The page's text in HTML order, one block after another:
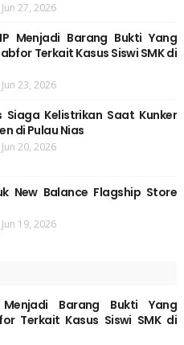
Jun 27, 2026
Menjadi Barang Bukti Yang
Terkait Kasus Siswi SMK di
Jun 23, 2026
Siaga Kelistrikan Saat Kunker
di Pulau Nias
Jun 20, 2026
New Balance Flagship Store
Jun 19, 2026
Barang Bukti Yang
Terkait Kasus Siswi SMK di